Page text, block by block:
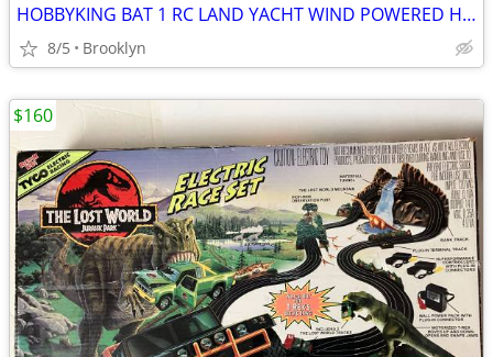
HOBBYKING BAT 1 RC LAND YACHT WIND POWERED HIGH SPEED SAIL RACER FUN
8/5 Brooklyn
$160